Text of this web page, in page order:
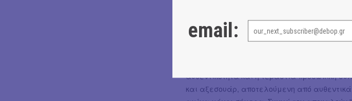
Parrini, εξερευνά την ισχυρή και πολυεπίπεδη
Μαρίας Κάλλας, εστιάζοντας σε
αυθεντικότητα και η τεράστια προσωπική
και αξεσουάρ, αποτελούμενη από
email: